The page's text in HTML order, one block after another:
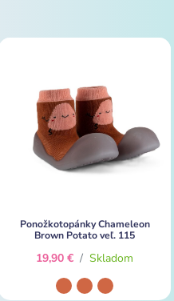
Ponožkotopánky Chameleon
Brown Potato veľ. 115
19,90 € / Skladom